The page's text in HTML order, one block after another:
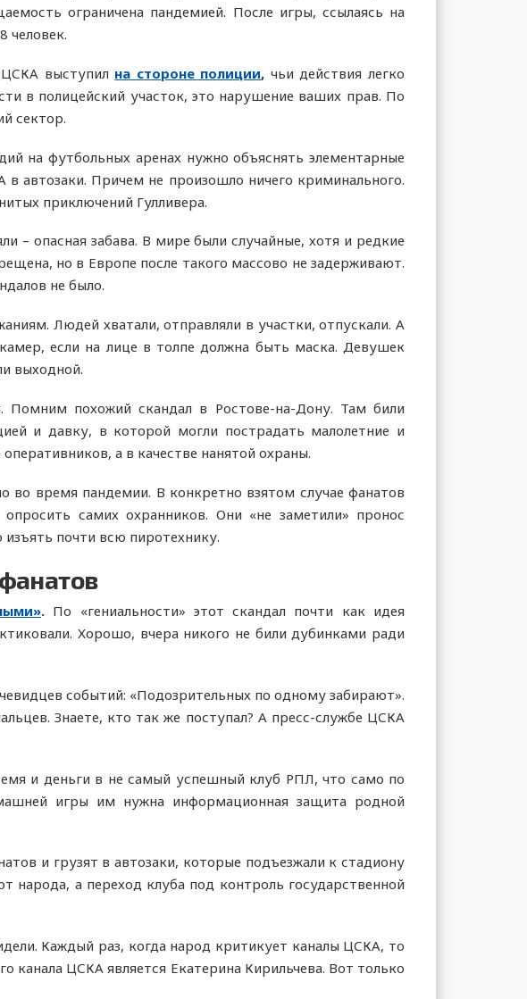
ограничена пандемией. После игры, ссылаясь на
человек.
выступил на стороне полиции, чьи действия легко
в полицейский участок, это нарушение ваших прав. По
сектор.
на футбольных аренах нужно объяснять элементарные
автозаки. Причем не произошло ничего криминального.
приключений Гулливера.
– опасная забава. В мире были случайные, хотя и редкие
но в Европе после такого массово не задерживают.
не было.
Людей хватали, отправляли в участки, отпускали. А
если на лице в толпе должна быть маска. Девушек
выходной.
Помним похожий скандал в Ростове-на-Дону. Там били
и давку, в которой могли пострадать малолетние и
а в качестве нанятой охраны.
время пандемии. В конкретно взятом случае фанатов
самих охранников. Они «не заметили» пронос
почти всю пиротехнику.
. По «гениальности» этот скандал почти как идея
Хорошо, вчера никого не били дубинками ради
событий: «Подозрительных по одному забирают».
Знаете, кто так же поступал? А пресс-службе ЦСКА
и деньги в не самый успешный клуб РПЛ, что само по
игры им нужна информационная защита родной
и грузят в автозаки, которые подъезжали к стадиону
народа, а переход клуба под контроль государственной
Каждый раз, когда народ критикует каналы ЦСКА, то
канала ЦСКА является Екатерина Кирильчева. Вот только